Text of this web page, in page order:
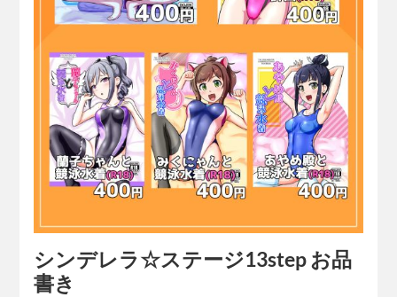
シンデレラ☆ステージ13step お品
書き